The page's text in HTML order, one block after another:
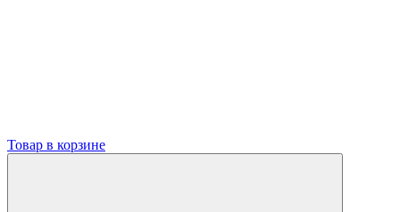
Товар в корзине